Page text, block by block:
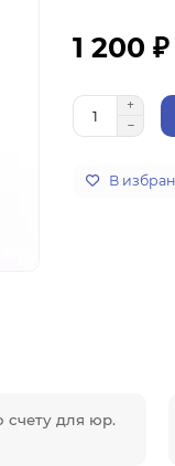
1 200 ₽
В
счету для юр.